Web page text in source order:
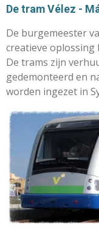
De tram Vélez -
De burgemeester
creatieve oplossing
De trams zijn
gedemonteerd en
worden ingezet in